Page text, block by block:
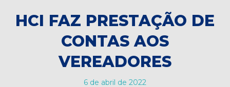
HCI FAZ PRESTAÇÃO DE
CONTAS AOS
VEREADORES
6 de abril de 2022